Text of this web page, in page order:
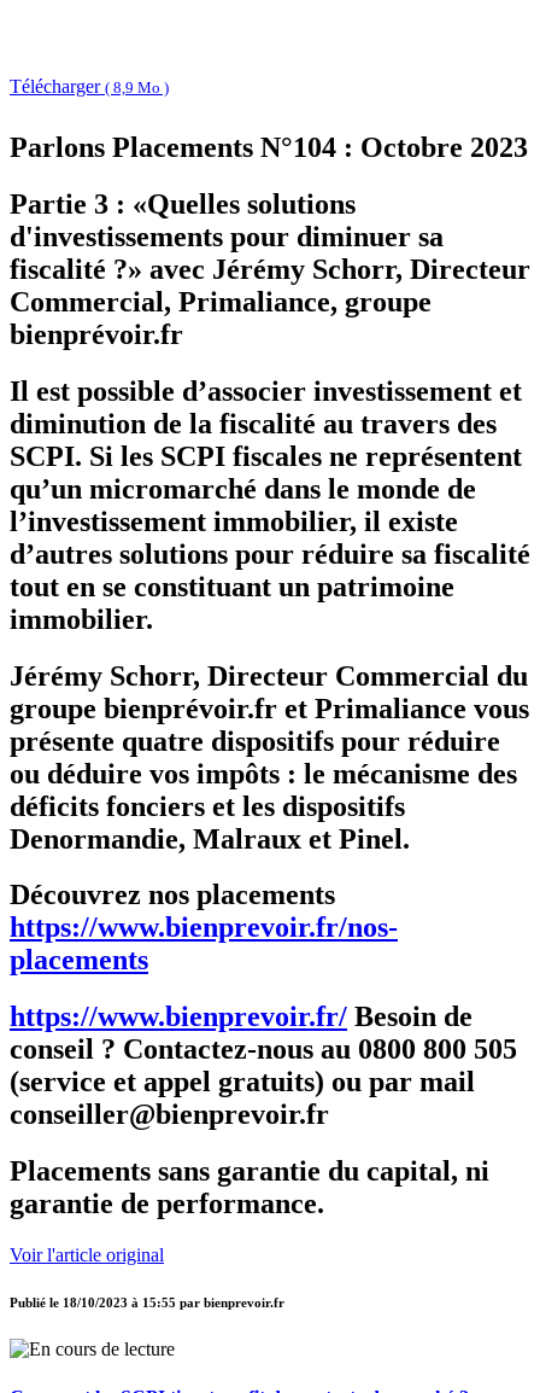
Télécharger ( 8,9 Mo )
Parlons Placements N°104 : Octobre 2023
Partie 3 : «Quelles solutions
d'investissements pour diminuer sa
fiscalité ?» avec Jérémy Schorr, Directeur
Commercial, Primaliance, groupe
bienprévoir.fr
Il est possible d’associer investissement et
diminution de la fiscalité au travers des
SCPI. Si les SCPI fiscales ne représentent
qu’un micromarché dans le monde de
l’investissement immobilier, il existe
d’autres solutions pour réduire sa fiscalité
tout en se constituant un patrimoine
immobilier.
Jérémy Schorr, Directeur Commercial du
groupe bienprévoir.fr et Primaliance vous
présente quatre dispositifs pour réduire
ou déduire vos impôts : le mécanisme des
déficits fonciers et les dispositifs
Denormandie, Malraux et Pinel.
Découvrez nos placements
https://www.bienprevoir.fr/nos-
placements
https://www.bienprevoir.fr/ Besoin de
conseil ? Contactez-nous au 0800 800 505
(service et appel gratuits) ou par mail
conseiller@bienprevoir.fr
Placements sans garantie du capital, ni
garantie de performance.
Voir l'article original
Publié le 18/10/2023 à 15:55 par bienprevoir.fr